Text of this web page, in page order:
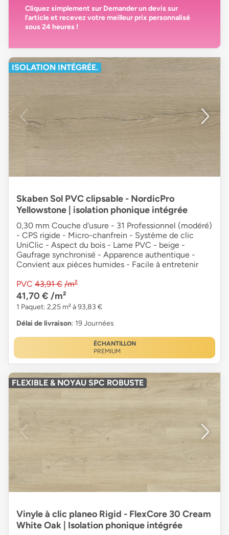
Cliquez simplement sur Demander un devissur
l’article et recevez votremeilleur prix personnalisé
sous 24 heures !
ISOLATION INTÉGRÉE.
Skaben Sol PVC clipsable - NordicPro
Yellowstone | isolation phonique intégrée
0,30 mm Couche d'usure - 31 Professionnel (modéré)
- CPS rigide - Micro-chanfrein - Système de clic
UniClic - Aspect du bois - Lame PVC - beige -
Gaufrage synchronisé - Apparence authentique -
Convient aux pièces humides - Facile à entretenir
PVC 43,91 € /m²
41,70 € /m²
1 Paquet: 2,25 m² à 93,83 €
Délai de livraison: 19 Journées
ÉCHANTILLON
PREMIUM
FLEXIBLE & NOYAU SPC ROBUSTE
Vinyle à clic planeo Rigid - FlexCore 30 Cream
White Oak | Isolation phonique intégrée